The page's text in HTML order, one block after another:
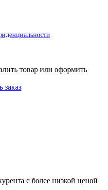
товар или оформить
заказ
с более низкой ценой